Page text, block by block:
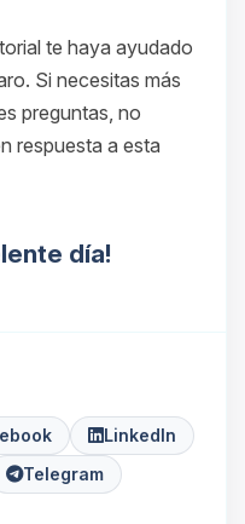
te haya ayudado
Si necesitas más
preguntas, no
respuesta a esta
día!
LinkedIn
Telegram